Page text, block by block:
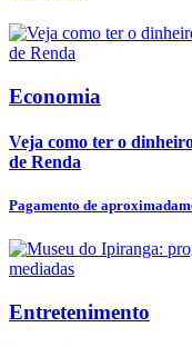
Economia
Veja como ter o
de Renda
Pagamento de
Entretenimento